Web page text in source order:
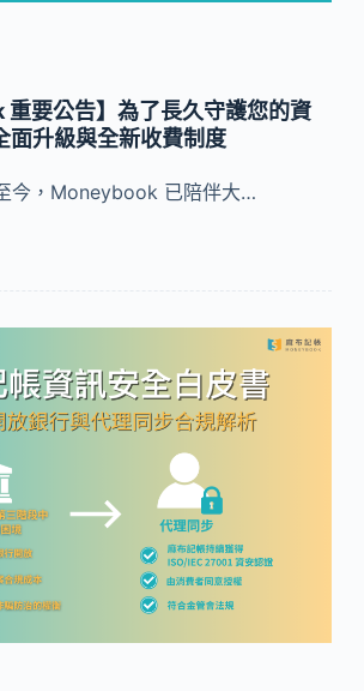
重要公告】為了長久守護您的資
面升級與全新收費制度
今，Moneybook 已陪伴大…